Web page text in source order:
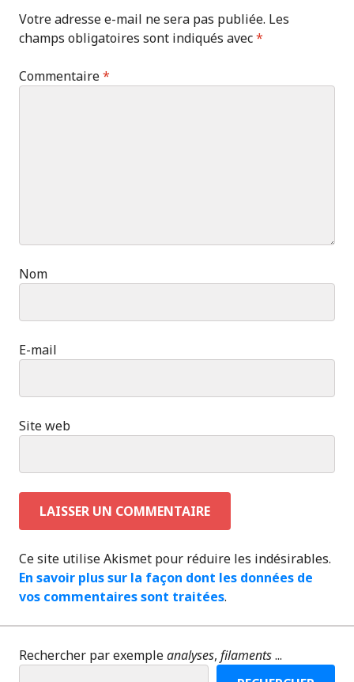
Votre adresse e-mail ne sera pas publiée. Les
champs obligatoires sont indiqués avec*
Commentaire*
Nom
E-mail
Site web
Ce site utilise Akismet pour réduire les indésirables.
En savoir plus sur la façon dont les données de
vos commentaires sont traitées.
Rechercher par exempleanalyses, filaments...